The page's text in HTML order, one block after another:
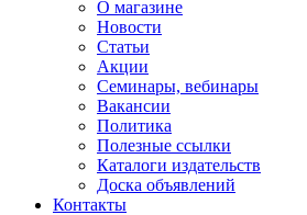
О магазине
Новости
Статьи
Акции
Семинары, вебинары
Вакансии
Политика
Полезные ссылки
Каталоги издательств
Доска объявлений
Контакты